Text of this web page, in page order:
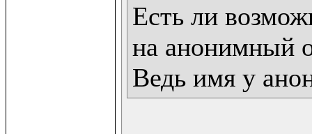
Есть ли
на анонимный
Ведь имя у